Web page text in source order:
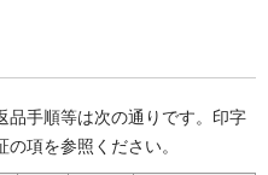
品手順等は次の通りです。印字
項を参照ください。